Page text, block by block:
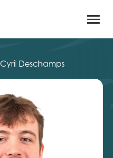
la
site
Cyril Deschamps